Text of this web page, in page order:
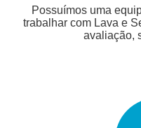
Possuímos uma
trabalhar com Lava e
avaliação,